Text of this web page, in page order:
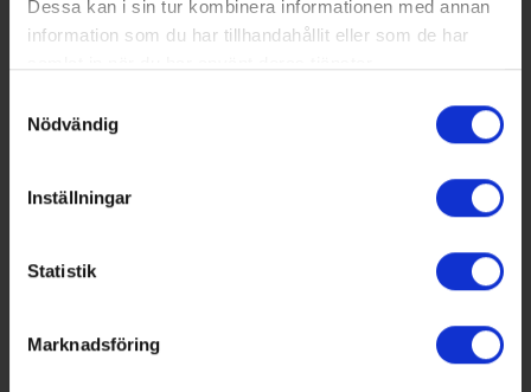
Dessa kan i sin tur kombinera informationen med annan
information som du har tillhandahållit eller som de har
Nödvändig
Inställningar
Statistik
Marknadsföring
att nominera examensarbeten som på något
kallade enskilda avlopp). Här har vi listat de